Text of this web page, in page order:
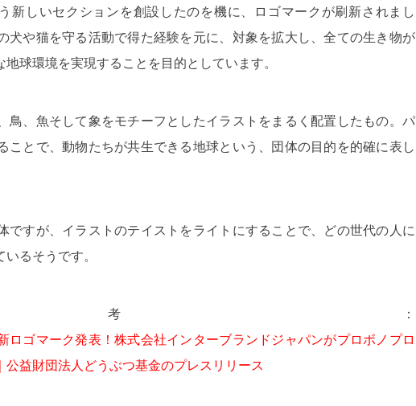
新しいセクションを創設したのを機に、ロゴマークが刷新されまし
犬や猫を守る活動で得た経験を元に、対象を拡大し、全ての生き物が
球環境を実現することを目的としています。
鳥、魚そして象をモチーフとしたイラストをまるく配置したもの。パ
ことで、動物たちが共生できる地球という、団体の目的を的確に表し
ですが、イラストのテイストをライトにすることで、どの世代の人に
るそうです。
考：
ロゴマーク発表！株式会社インターブランドジャパンがプロボノプロ
益財団法人どうぶつ基金のプレスリリース